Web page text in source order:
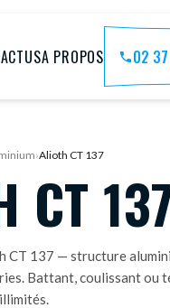
ACTUSA PROPOS 02
›Alioth CT 137
CT
CT 137 — structure
Battant, coulissant ou